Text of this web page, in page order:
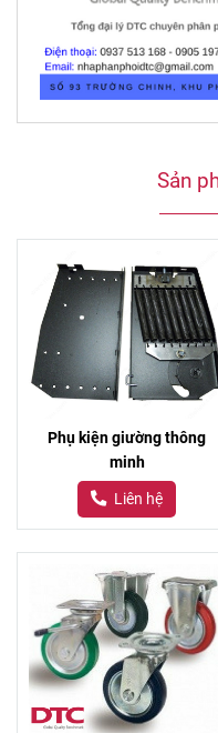
Sản
Phụ kiện giường thông
minh
Liên hệ